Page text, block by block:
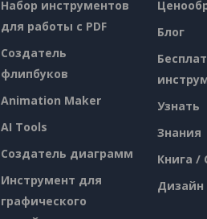
Набор инструментов
для работы с PDF
Создатель
флипбуков
Animation Maker
AI Tools
Создатель диаграмм
Инструмент для
графического
Блог
Узнать
Знания
Книга /